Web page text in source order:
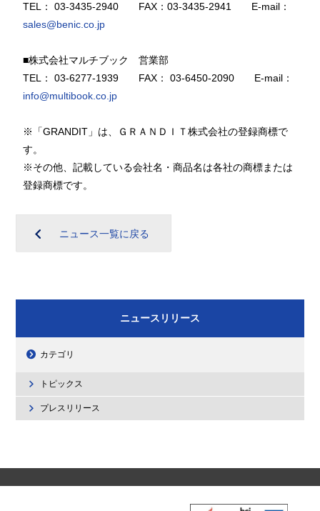
TEL
： 03-3435-2940 FAX ：03-3435-2941 E-mail ：
sales@benic.co.jp
■株式会社マルチブック 営業部
TEL
： 03-6277-1939 FAX ：03-6450-2090 E-mail ：
info@multibook.co.jp
※「GRANDIT 」は、ＧＲＡＮＤＩＴ株式会社の登録商標で
す。
※その他、記載している会社名・商品名は各社の商標または
登録商標です。
ニュース一覧に戻る
ニュースリリース
カテゴリ
トピックス
プレスリリース